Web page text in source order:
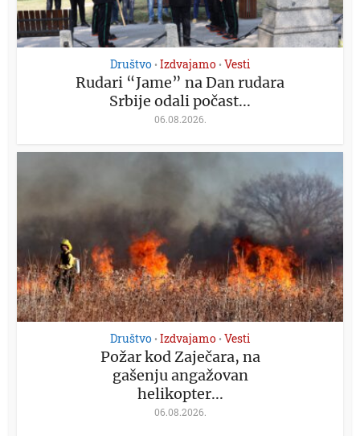
Društvo • Izdvajamo • Vesti
Rudari “Jame” na Dan rudara
Srbije odali počast...
06.08.2026.
Društvo • Izdvajamo • Vesti
Požar kod Zaječara, na
gašenju angažovan
helikopter...
06.08.2026.